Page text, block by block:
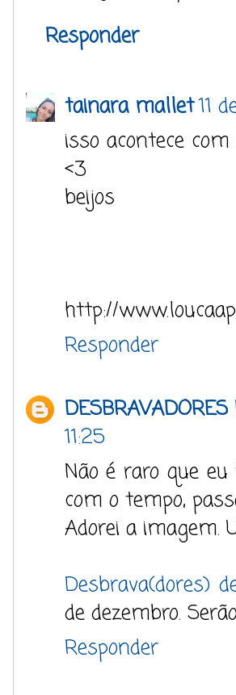
Responder
tainara mallet11
isso acontece
<3
beijos
http://
Responder
11:25
Não é raro que
com o tempo,
Adorei a imagem.
Desbrava(dores)
de dezembro.
Responder